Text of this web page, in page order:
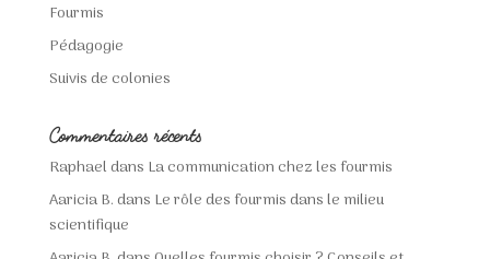
Fourmis
Pédagogie
Suivis de colonies
Commentaires récents
Raphael dans La communication chez les fourmis
Aaricia B. dans Le rôle des fourmis dans le milieu
scientifique